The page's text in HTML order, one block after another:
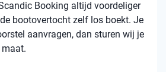
Booking altijd voordeliger
bootovertocht zelf los boekt. Je
aanvragen, dan sturen wij je
maat.